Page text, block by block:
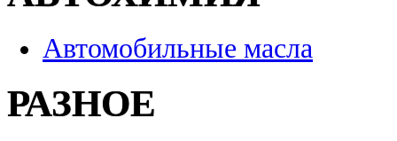
Автомобильные масла
РАЗНОЕ